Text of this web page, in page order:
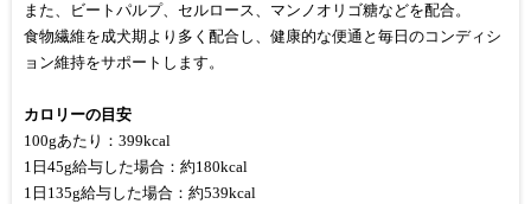
また、ビートパルプ、セルロース、マンノオリゴ糖などを配合。
食物繊維を成犬期より多く配合し、健康的な便通と毎日のコンディシ
ョン維持をサポートします。
カロリーの目安
100gあたり：399kcal
1日45g給与した場合：約180kcal
1日135g給与した場合：約539kcal